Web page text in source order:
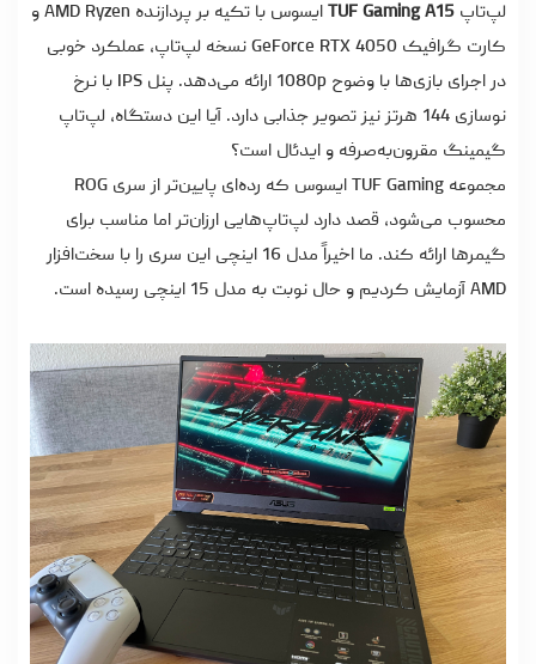
لپ‌تاپ TUF Gaming A15
ایسوس با تکیه بر پردازنده AMD Ryzen و
کارت گرافیک GeForce RTX 4050 نسخه لپ‌تاپ، عملکرد خوبی
در اجرای بازی‌ها با وضوح 1080p ارائه می‌دهد. پنل IPS با نرخ
نوسازی 144 هرتز نیز تصویر جذابی دارد. آیا این دستگاه، لپ‌تاپ
گیمینگ مقرون‌به‌صرفه‌ و ایدئال است؟
مجموعه TUF Gaming ایسوس که رده‌ای پایین‌تر از سری ROG
محسوب می‌شود، قصد دارد لپ‌تاپ‌هایی ارزان‌تر اما مناسب برای
گیمرها ارائه کند. ما اخیراً مدل 16 اینچی این سری را با سخت‌افزار
AMD آزمایش کردیم و حال نوبت به مدل 15 اینچی رسیده است.